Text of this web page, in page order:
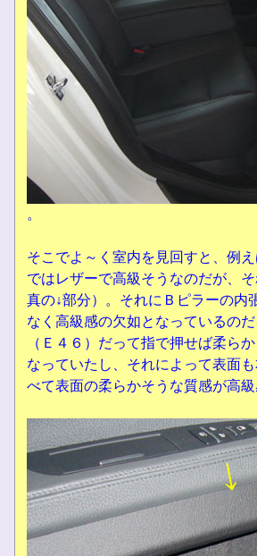
。
そこでよ～く室内を見回すと、例
ではレザーで高級そうなのだが、
真の↓部分）。それにＢピラーの
なく高級感の欠如となっているの
（Ｅ４６）だって指で押せば柔ら
なっていたし、それによって表面
べて表面の柔らかそうな質感が高